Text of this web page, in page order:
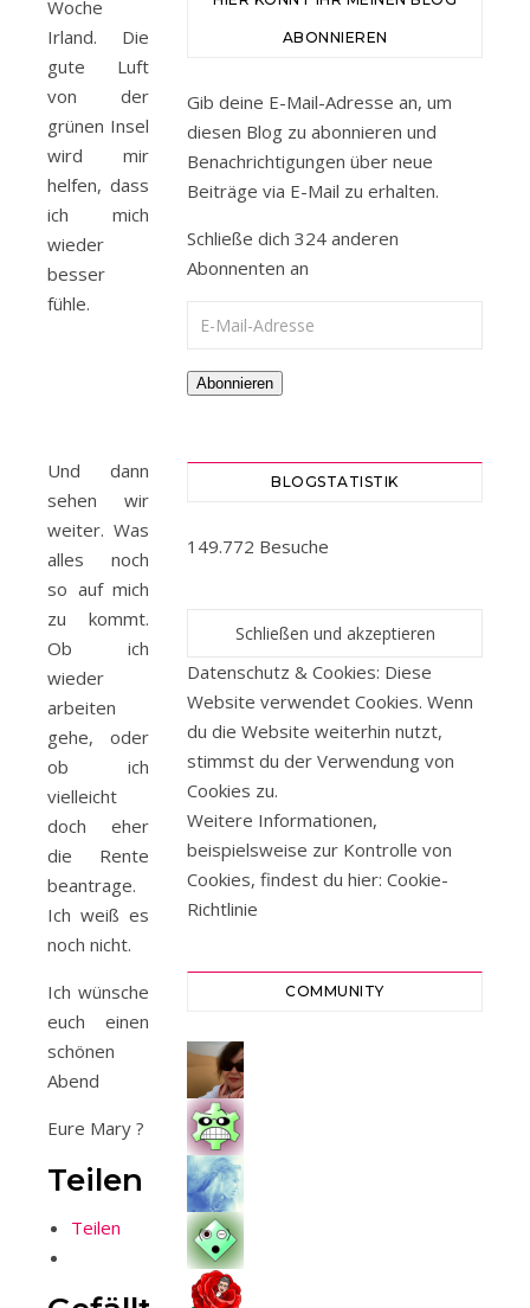
Woche
Irland. Die
gute Luft
von der
grünen Insel
wird mir
helfen, dass
ich mich
wieder
besser
fühle.
Und dann
sehen wir
weiter. Was
alles noch
so auf mich
zu kommt.
Ob ich
wieder
arbeiten
gehe, oder
ob ich
vielleicht
doch eher
die Rente
beantrage.
Ich weiß es
noch nicht.
Ich wünsche
euch einen
schönen
Abend
Eure Mary ?
Teilen
Teilen
ABONNIEREN
Gib deine E-Mail-Adresse an, um
diesen Blog zu abonnieren und
Benachrichtigungen über neue
Beiträge via E-Mail zu erhalten.
Schließe dich 324 anderen
Abonnenten an
E-Mail-Adresse
Abonnieren
BLOGSTATISTIK
149.772 Besuche
Datenschutz & Cookies: Diese
Website verwendet Cookies. Wenn
du die Website weiterhin nutzt,
stimmst du der Verwendung von
Cookies zu.
Weitere Informationen,
beispielsweise zur Kontrolle von
Cookies, findest du hier: Cookie-
Richtlinie
COMMUNITY